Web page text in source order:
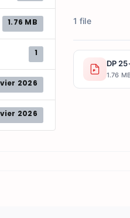
1.76 MB
1
2026
2026
1 file
DP
1.76